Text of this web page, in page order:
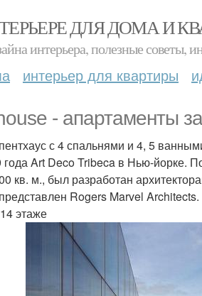
ДЛЯ ДОМА И
интерьера, полезные советы,
интерьер для квартиры
- апартаменты
с 4 спальнями и 4, 5
Art Deco Tribeca в Нью-йорке.
кв. м., был разработан
Rogers Marvel
этаже